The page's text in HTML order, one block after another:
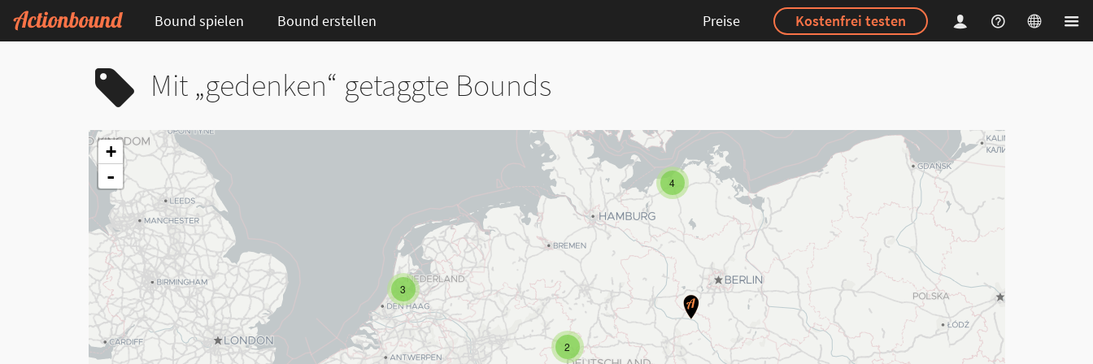
Bound spielen Bound erstellen Preise Kostenfrei testen
Mit „gedenken“ getaggte Bounds
4
3
2
+
-